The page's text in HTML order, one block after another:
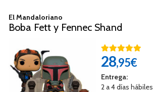
El Mandaloriano
Boba Fett y Fennec Shand
28,95€
Entrega:
2 a 4 días hábiles